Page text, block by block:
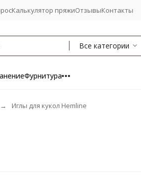
Калькулятор пряжиОтзывыКонтакты
Все категории
Фурнитура
Иглы для кукол Hemline